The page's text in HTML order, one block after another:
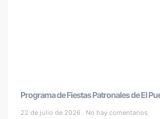
Programa de Fiestas Patronales de El
22 de julio de 2026 No hay comentarios